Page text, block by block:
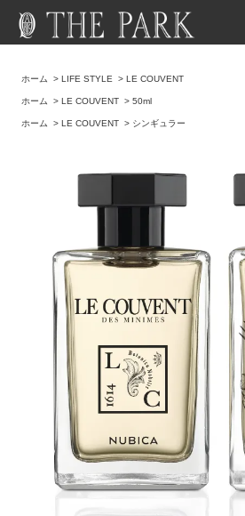
ホーム >LIFE STYLE >LE COUVENT
ホーム >LE COUVENT >50ml
ホーム >LE COUVENT > シンギュラー